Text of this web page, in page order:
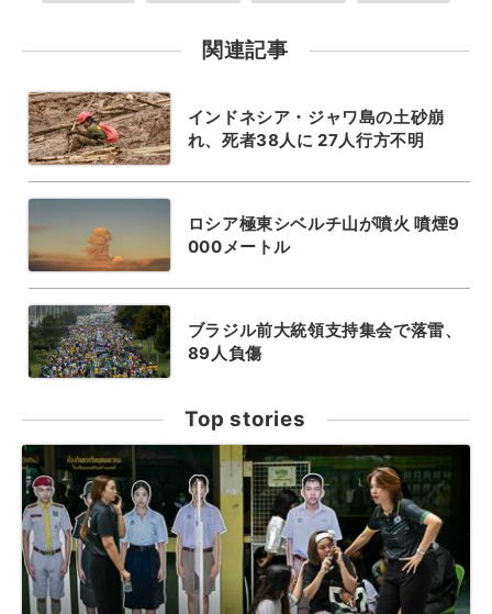
関連記事
インドネシア・ジャワ島の土砂崩
れ、死者38人に 27人行方不明
ロシア極東シベルチ山が噴火 噴煙9
000メートル
ブラジル前大統領支持集会で落雷、
89人負傷
Top stories